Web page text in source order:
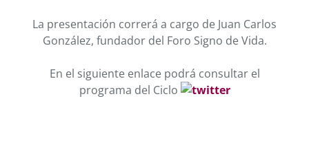
La presentación correrá a cargo de Juan Carlos
González, fundador del Foro Signo de Vida.
En el siguiente enlace podrá consultar el
programa del Ciclo